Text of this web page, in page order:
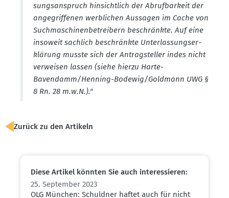
sungs­an­spruch hinsichtlich der Abruf­barkeit der
angegrif­fenen werblichen Aussagen im Cache von
Suchma­schi­nen­be­treibern beschränkte. Auf eine
insoweit sachlich beschränkte Unter­las­sungs­er­
klärung musste sich der Antrag­steller indes nicht
verweisen lassen (siehe hierzu Harte-
Bavendamm/Henning-Bodewig/Goldmann UWG §
8 Rn. 28 m.w.N.)."
Zurück zu den Artikeln
Diese Artikel könnten Sie auch inter­es­sieren:
25. September 2023
OLG München: Schuldner haftet auch für nicht